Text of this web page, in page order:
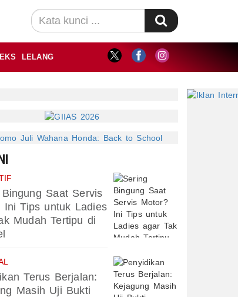
LELANG
Saat Servis
Ini Tips untuk Ladies
Mudah Tertipu di
Terus Berjalan:
Masih Uji Bukti